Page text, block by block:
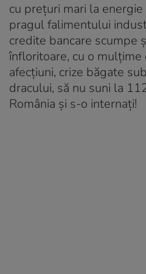
cu prețuri mari la
pragul falimentului
credite bancare scumpe
înfloritoare, cu o
afecțiuni, crize băgate
dracului, să nu suni la
România și s-o internați!